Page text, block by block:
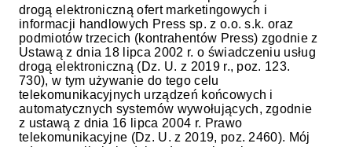
drogą elektroniczną ofert marketingowych i
informacji handlowych Press sp. z o.o. s.k. oraz
podmiotów trzecich (kontrahentów Press) zgodnie z
Ustawą z dnia 18 lipca 2002 r. o świadczeniu usług
drogą elektroniczną (Dz. U. z 2019 r., poz. 123.
730), w tym używanie do tego celu
telekomunikacyjnych urządzeń końcowych i
automatycznych systemów wywołujących, zgodnie
z ustawą z dnia 16 lipca 2004 r. Prawo
telekomunikacyjne (Dz. U. z 2019, poz. 2460). Mój